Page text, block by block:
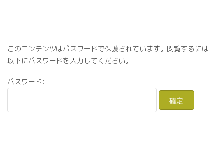
このコンテンツはパスワードで保護されています。閲覧するには
以下にパスワードを入力してください。
パスワード: